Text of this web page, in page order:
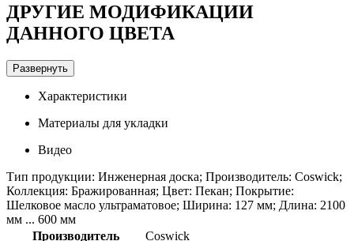
ДРУГИЕ МОДИФИКАЦИИ
ДАННОГО ЦВЕТА
Развернуть
Характеристики
Материалы для укладки
Видео
Тип продукции: Инженерная доска; Производитель: Coswick;
Коллекция: Бражированная; Цвет: Пекан; Покрытие:
Шелковое масло ультраматовое; Ширина: 127 мм; Длина: 2100
мм ... 600 мм
Производитель
Coswick